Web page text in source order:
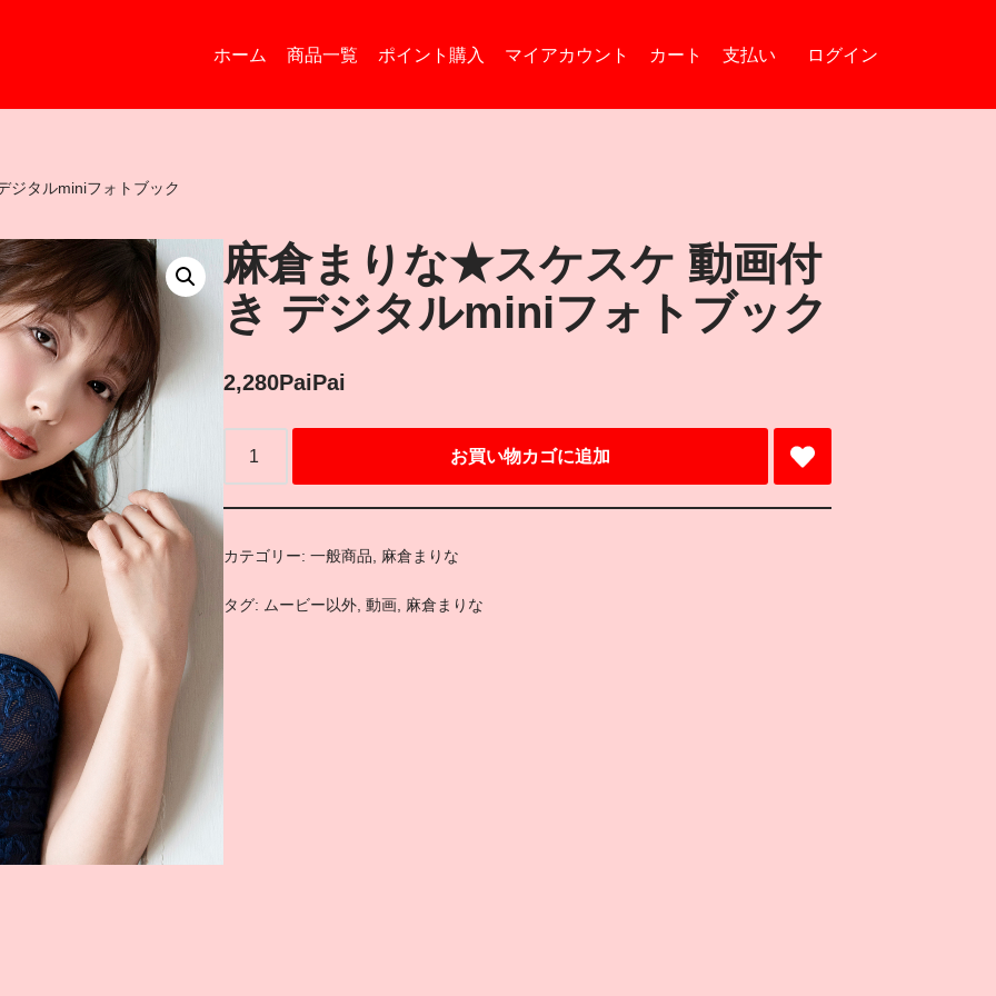
ホーム 商品一覧 ポイント購入 マイアカウント カート 支払い ログイン
ジタルminiフォトブック
麻倉まりな★スケスケ 動画付
き デジタルminiフォトブック
2,280PaiPai
お買い物カゴに追加
カテゴリー:一般商品 麻倉まりな
タグ: ムービー以外 ,動画 麻倉まりな